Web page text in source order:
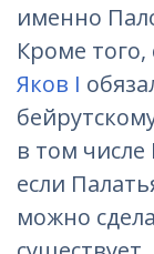
именно
Кроме того,
Яков I
в том
если
можно